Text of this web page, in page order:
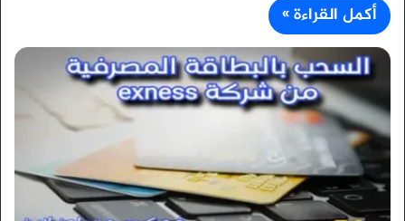
أكمل القراءة »